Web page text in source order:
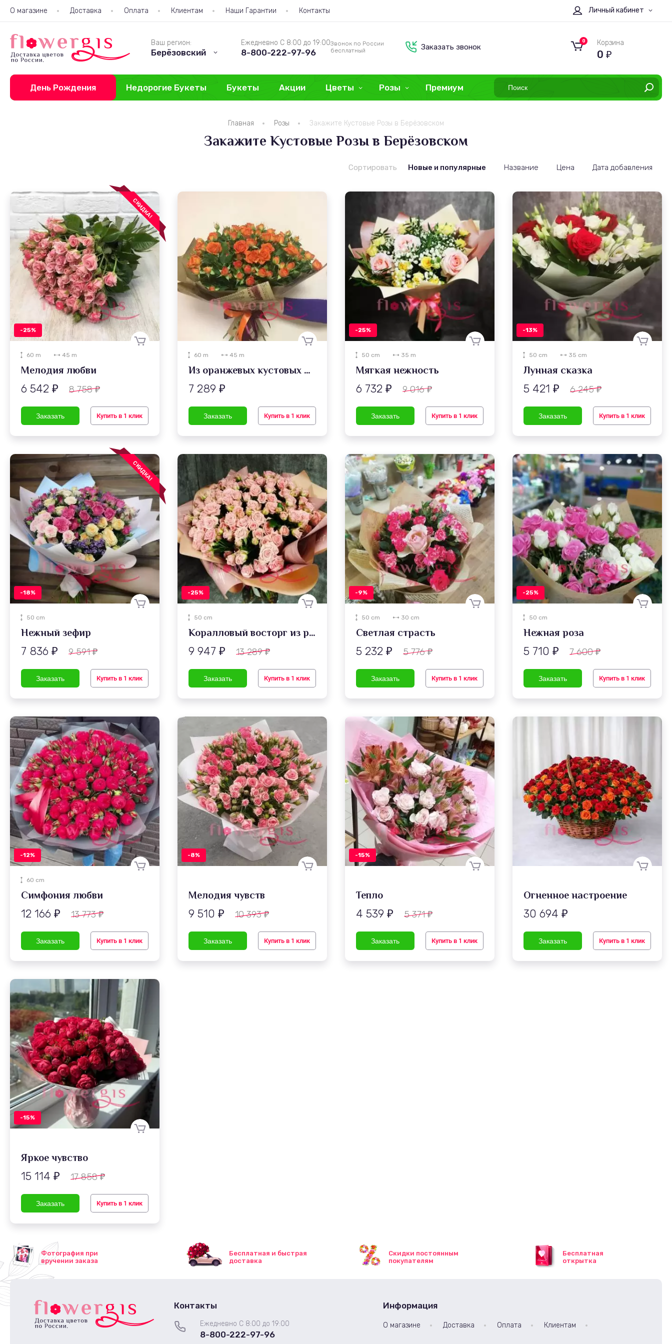
О магазине Доставка Оплата Клиентам Наши Гарантии Контакты Личный кабинет
Ваш регион:
Берёзовский
Ежедневно С 8:00 до 19:00
8-800-222-97-96
Звонок по России
бесплатный
Заказать звонок
0 Корзина
0 ₽
День Рождения Недорогие Букеты Букеты Акции Цветы Розы Премиум
Главная Розы Закажите Кустовые Розы в Берёзовском
Закажите Кустовые Розы в Берёзовском
Сортировать Новые и популярные Название Цена Дата добавления
СКИДКА!
-25%
60 m 45 m
Мелодия любви
6 542 ₽ 8 758₽
Купить в 1 клик
60 m 45 m
Из оранжевых кустовых роз
7 289 ₽
Купить в 1 клик
-25%
50 cm 35 m
Мягкая нежность
6 732 ₽ 9 016₽
Купить в 1 клик
-13%
50 cm 35 cm
Лунная сказка
5 421 ₽ 6 245₽
Купить в 1 клик
СКИДКА!
-18%
50 cm
Нежный зефир
7 836 ₽ 9 591₽
Купить в 1 клик
-25%
50 cm
Коралловый восторг из роз
9 947 ₽ 13 289₽
Купить в 1 клик
-9%
50 cm 30 cm
Светлая страсть
5 232 ₽ 5 776₽
Купить в 1 клик
-25%
50 cm
Нежная роза
5 710 ₽ 7 600₽
Купить в 1 клик
-12%
60 cm
Симфония любви
12 166 ₽ 13 773₽
Купить в 1 клик
-8%
Мелодия чувств
9 510 ₽ 10 393₽
Купить в 1 клик
-15%
Тепло
4 539 ₽ 5 371₽
Купить в 1 клик
Огненное настроение
30 694 ₽
Купить в 1 клик
-15%
Яркое чувство
15 114 ₽ 17 858₽
Купить в 1 клик
Фотография при
вручении заказа
Бесплатная и быстрая
доставка
Скидки постоянным
покупателям
Бесплатная
открытка
Контакты
Ежедневно С 8:00 до 19:00
8-800-222-97-96
Информация
О магазине Доставка Оплата Клиентам